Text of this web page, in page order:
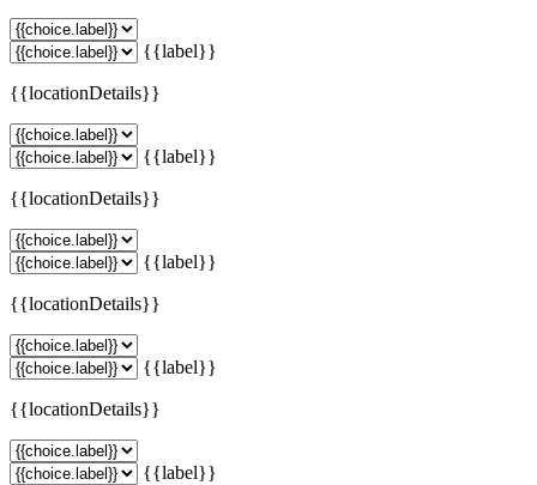
{{label}}
{{locationDetails}}
{{label}}
{{locationDetails}}
{{label}}
{{locationDetails}}
{{label}}
{{locationDetails}}
{{label}}